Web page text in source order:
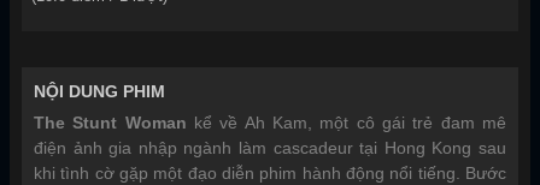
NỘI DUNG PHIM
The Stunt Woman kể về Ah Kam, một cô gái trẻ đam mê
điện ảnh gia nhập ngành làm cascadeur tại Hong Kong sau
khi tình cờ gặp một đạo diễn phim hành động nổi tiếng. Bước